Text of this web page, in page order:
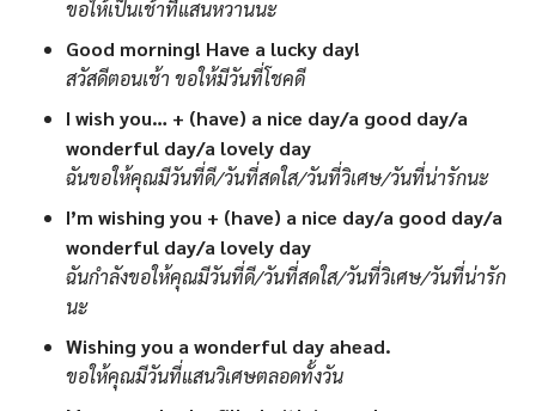
ขอให้เป็นเช้าที่แสนหวานนะ
Good morning! Have a lucky day!
สวัสดีตอนเช้า ขอให้มีวันที่โชคดี
I wish you… + (have) a nice day/a good day/a
wonderful day/a lovely day
ฉันขอให้คุณมีวันที่ดี/วันที่สดใส/วันที่วิเศษ/วันที่น่ารักนะ
I’m wishing you + (have) a nice day/a good day/a
wonderful day/a lovely day
ฉันกำลังขอให้คุณมีวันที่ดี/วันที่สดใส/วันที่วิเศษ/วันที่น่ารัก
นะ
Wishing you a wonderful day ahead.
ขอให้คุณมีวันที่แสนวิเศษตลอดทั้งวัน